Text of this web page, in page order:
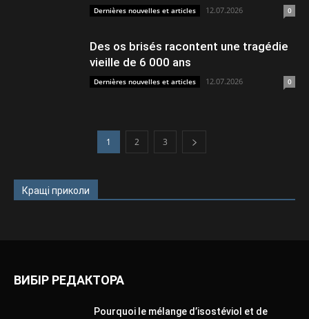
Dernières nouvelles et articles 12.07.2026 0
Des os brisés racontent une tragédie
vieille de 6 000 ans
Dernières nouvelles et articles 12.07.2026 0
1 2 3
Кращі приколи
ВИБІР РЕДАКТОРА
Pourquoi le mélange d’isostéviol et de